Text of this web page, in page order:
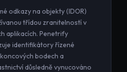
odkazy na objekty (IDOR)
třídou zranitelností v
aplikacích. Penetrify
identifikátory řízené
bodech a
důsledně vynucováno